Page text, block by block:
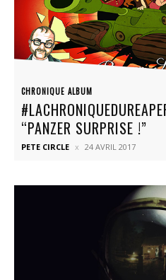
CHRONIQUE ALBUM
“PANZER SURPRISE !”
PETE CIRCLE 24 AVRIL 2017